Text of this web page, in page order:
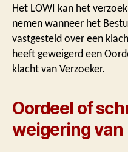
Het LOWI kan het
nemen wanneer het
vastgesteld over een
heeft geweigerd een
klacht van Verzoeker.
Oordeel of
weigering van